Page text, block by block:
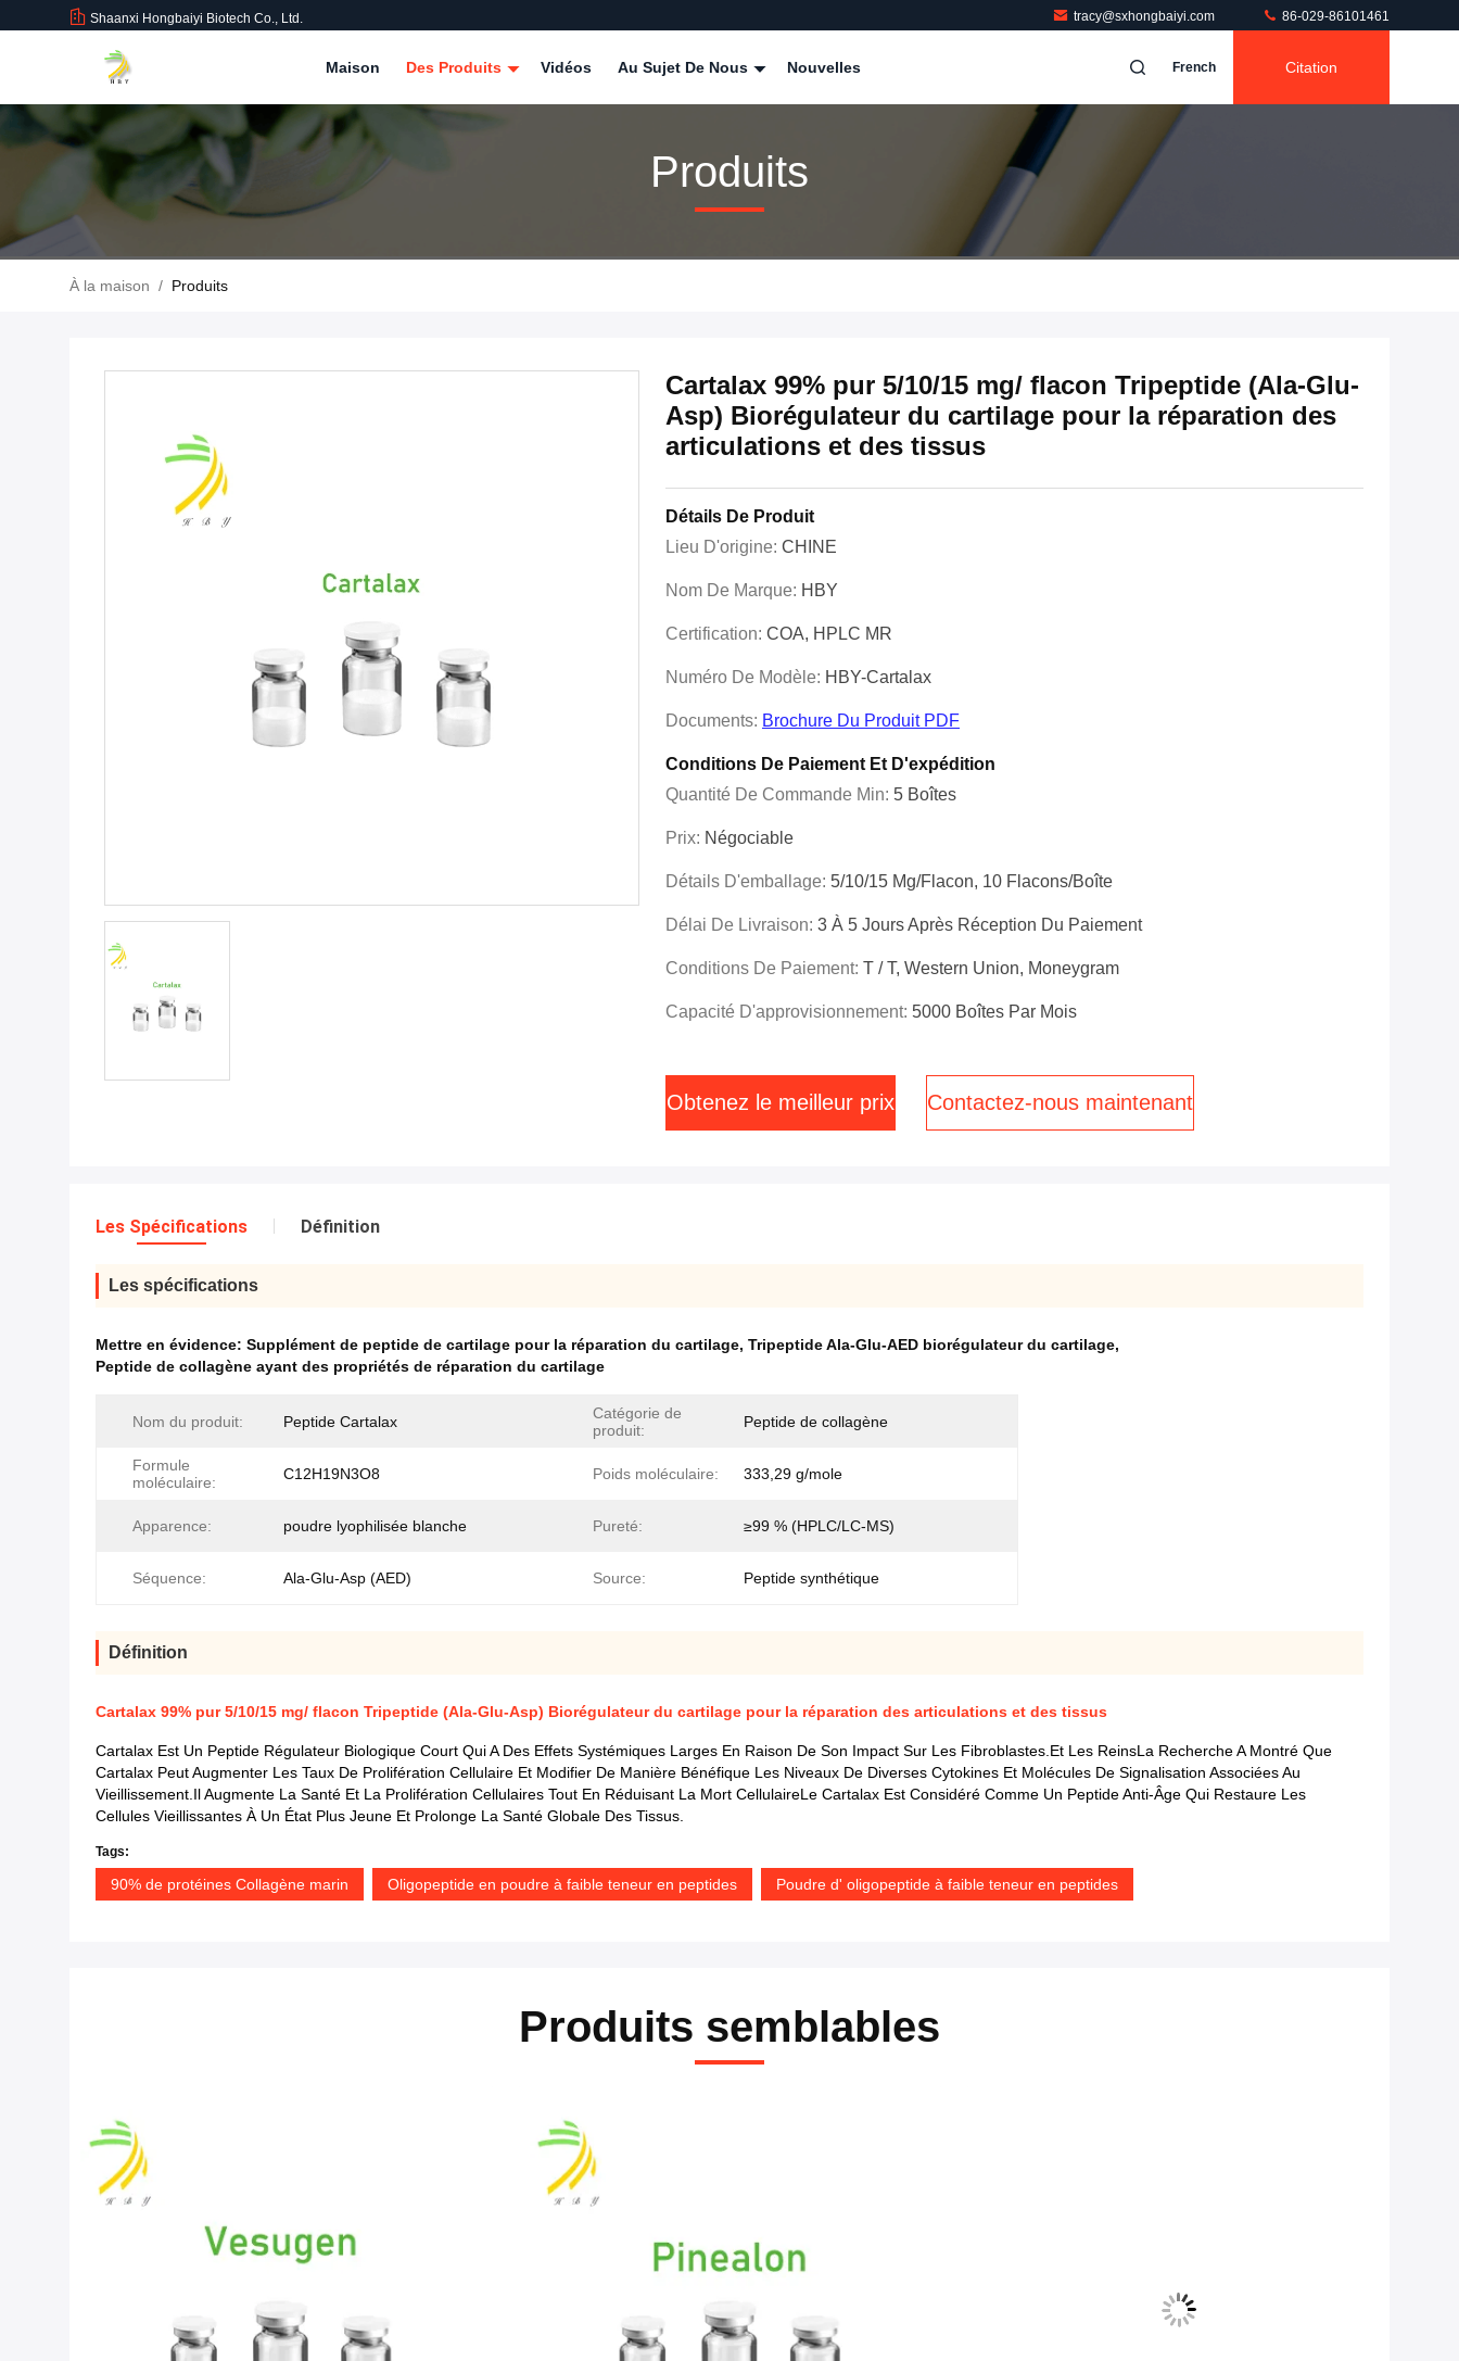
Shaanxi Hongbaiyi Biotech Co., Ltd. tracy@sxhongbaiyi.com 86-029-86101461
Maison Des Produits Vidéos Au Sujet De Nous Nouvelles French Citation
Produits
À la maison / Produits
Cartalax 99% pur 5/10/15 mg/ flacon Tripeptide (Ala-Glu-
Asp) Biorégulateur du cartilage pour la réparation des
articulations et des tissus
Détails De Produit
Lieu D'origine: CHINE
Nom De Marque: HBY
Certification: COA, HPLC MR
Numéro De Modèle: HBY-Cartalax
Documents: Brochure Du Produit PDF
Conditions De Paiement Et D'expédition
Quantité De Commande Min: 5 Boîtes
Prix: Négociable
Détails D'emballage: 5/10/15 Mg/flacon, 10 Flacons/boîte
Délai De Livraison: 3 À 5 Jours Après Réception Du Paiement
Conditions De Paiement: T / T, Western Union, Moneygram
Capacité D'approvisionnement: 5000 Boîtes Par Mois
Obtenez le meilleur prix Contactez-nous maintenant
Les Spécifications Définition
Les spécifications
Mettre en évidence: Supplément de peptide de cartilage pour la réparation du cartilage, Tripeptide Ala-Glu-AED biorégulateur du cartilage,
Peptide de collagène ayant des propriétés de réparation du cartilage
Nom du produit: Peptide Cartalax
Catégorie de
produit:
Peptide de collagène
Formule
moléculaire:
C12H19N3O8 Poids moléculaire: 333,29 g/mole
Apparence: poudre lyophilisée blanche Pureté: ≥99 % (HPLC/LC-MS)
Séquence: Ala-Glu-Asp (AED) Source: Peptide synthétique
Définition
Cartalax 99% pur 5/10/15 mg/ flacon Tripeptide (Ala-Glu-Asp) Biorégulateur du cartilage pour la réparation des articulations et des tissus
Cartalax Est Un Peptide Régulateur Biologique Court Qui A Des Effets Systémiques Larges En Raison De Son Impact Sur Les Fibroblastes.et Les ReinsLa Recherche A Montré Que
Cartalax Peut Augmenter Les Taux De Prolifération Cellulaire Et Modifier De Manière Bénéfique Les Niveaux De Diverses Cytokines Et Molécules De Signalisation Associées Au
Vieillissement.il Augmente La Santé Et La Prolifération Cellulaires Tout En Réduisant La Mort CellulaireLe Cartalax Est Considéré Comme Un Peptide Anti-Âge Qui Restaure Les
Cellules Vieillissantes À Un État Plus Jeune Et Prolonge La Santé Globale Des Tissus.
Tags:
90% de protéines Collagène marin Oligopeptide en poudre à faible teneur en peptides Poudre d' oligopeptide à faible teneur en peptides
Produits semblables